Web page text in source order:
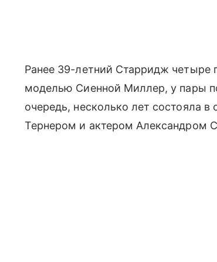
Ранее 39-летний Старридж четыре
моделью Сиенной Миллер, у пары
очередь, несколько лет состояла
Тернером и актером Александром